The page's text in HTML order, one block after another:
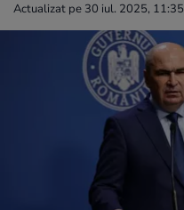
Actualizat pe 30 iul. 2025, 11:35